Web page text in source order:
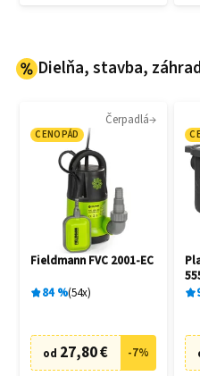
Dielňa, stavba,
Čerpadlá
CENOPÁD
Fieldmann FVC 2001-EC
84% 54x
od 27,80 € -7%